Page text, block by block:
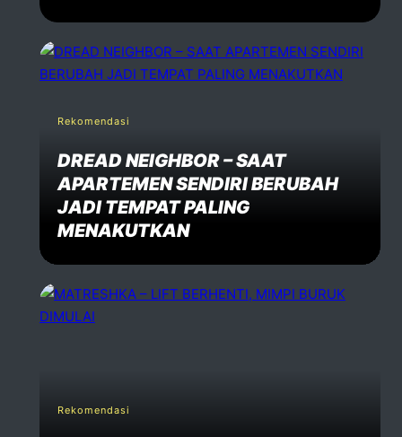
Rekomendasi
DREAD NEIGHBOR – SAAT
APARTEMEN SENDIRI BERUBAH
JADI TEMPAT PALING
MENAKUTKAN
Rekomendasi